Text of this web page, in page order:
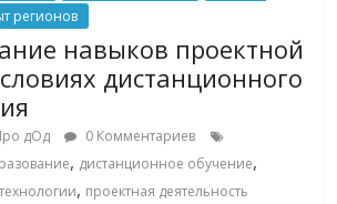
регионов
навыков проектной
дистанционного
дОд
0 Комментариев
, дистанционное обучение,
, проектная деятельность